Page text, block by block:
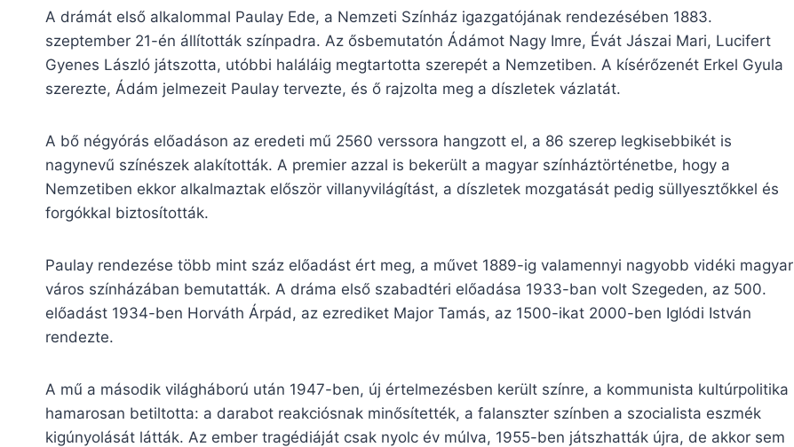
A drámát első alkalommal Paulay Ede, a Nemzeti Színház igazgatójának rendezésében 1883.
szeptember 21-én állították színpadra. Az ősbemutatón Ádámot Nagy Imre, Évát Jászai Mari, Lucifert
Gyenes László játszotta, utóbbi haláláig megtartotta szerepét a Nemzetiben. A kísérőzenét Erkel Gyula
szerezte, Ádám jelmezeit Paulay tervezte, és ő rajzolta meg a díszletek vázlatát.
A bő négyórás előadáson az eredeti mű 2560 verssora hangzott el, a 86 szerep legkisebbikét is
nagynevű színészek alakították. A premier azzal is bekerült a magyar színháztörténetbe, hogy a
Nemzetiben ekkor alkalmaztak először villanyvilágítást, a díszletek mozgatását pedig süllyesztőkkel és
forgókkal biztosították.
Paulay rendezése több mint száz előadást ért meg, a művet 1889-ig valamennyi nagyobb vidéki magyar
város színházában bemutatták. A dráma első szabadtéri előadása 1933-ban volt Szegeden, az 500.
előadást 1934-ben Horváth Árpád, az ezrediket Major Tamás, az 1500-ikat 2000-ben Iglódi István
rendezte.
A mű a második világháború után 1947-ben, új értelmezésben került színre, a kommunista kultúrpolitika
hamarosan betiltotta: a darabot reakciósnak minősítették, a falanszter színben a szocialista eszmék
kigúnyolását látták. Az ember tragédiáját csak nyolc év múlva, 1955-ben játszhatták újra, de akkor sem